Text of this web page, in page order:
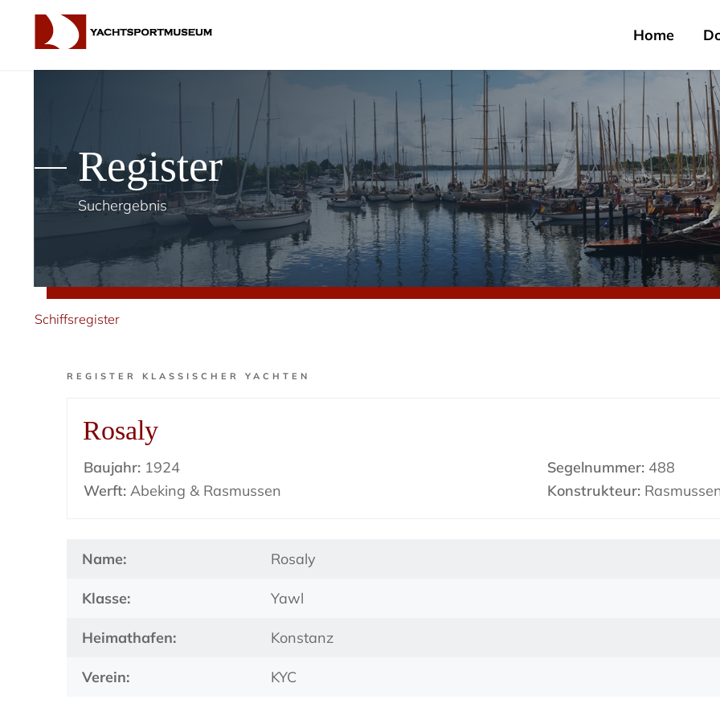
Home
Register
Suchergebnis
Schiffsregister
REGISTER KLASSISCHER YACHTEN
Rosaly
Baujahr: 1924 Segelnummer:488
Werft: Abeking & Rasmussen Konstrukteur:
Name: Rosaly
Klasse: Yawl
Heimathafen: Konstanz
Verein: KYC